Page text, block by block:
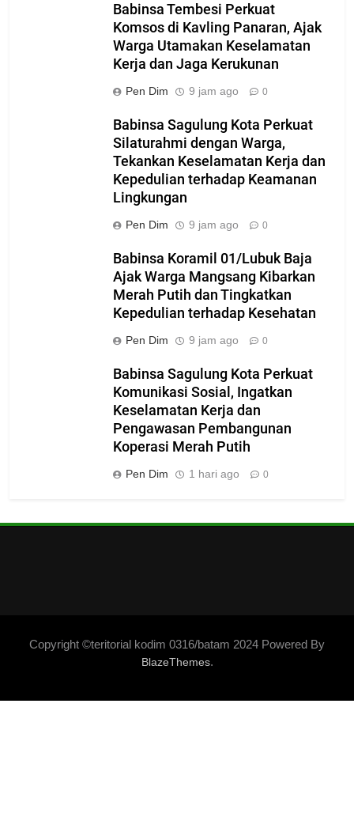
Babinsa Tembesi Perkuat
Komsos di Kavling Panaran, Ajak
Warga Utamakan Keselamatan
Kerja dan Jaga Kerukunan
Pen Dim 9 jam ago 0
Babinsa Sagulung Kota Perkuat
Silaturahmi dengan Warga,
Tekankan Keselamatan Kerja dan
Kepedulian terhadap Keamanan
Lingkungan
Pen Dim 9 jam ago 0
Babinsa Koramil 01/Lubuk Baja
Ajak Warga Mangsang Kibarkan
Merah Putih dan Tingkatkan
Kepedulian terhadap Kesehatan
Pen Dim 9 jam ago 0
Babinsa Sagulung Kota Perkuat
Komunikasi Sosial, Ingatkan
Keselamatan Kerja dan
Pengawasan Pembangunan
Koperasi Merah Putih
Pen Dim 1 hari ago 0
Copyright ©teritorial kodim 0316/batam 2024 Powered By
BlazeThemes.